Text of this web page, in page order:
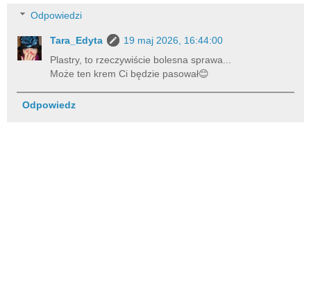
Odpowiedzi
Tara_Edyta
19 maj 2026, 16:44:00
Plastry, to rzeczywiście bolesna sprawa...
Może ten krem Ci będzie pasował😊
Odpowiedz